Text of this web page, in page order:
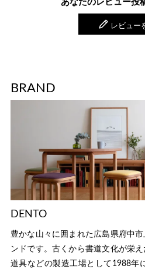
あなたのレビュー投
レビュー
BRAND
DENTO
豊かな山々に囲まれた広島県府中
ンドです。古くから書道文化が栄
道具などの製造工場として1988年